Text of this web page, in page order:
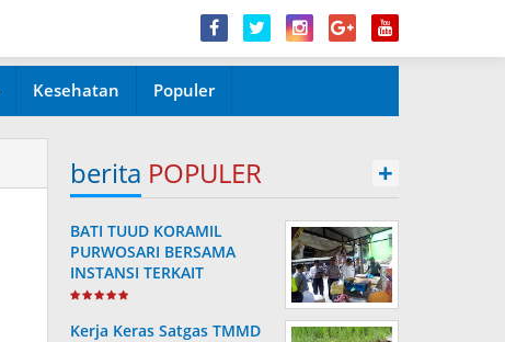
Kesehatan Populer
berita POPULER +
BATI TUUD KORAMIL
PURWOSARI BERSAMA
INSTANSI TERKAIT
LAKSANAKAN
SEMBAKO
Kerja Keras Satgas TMMD